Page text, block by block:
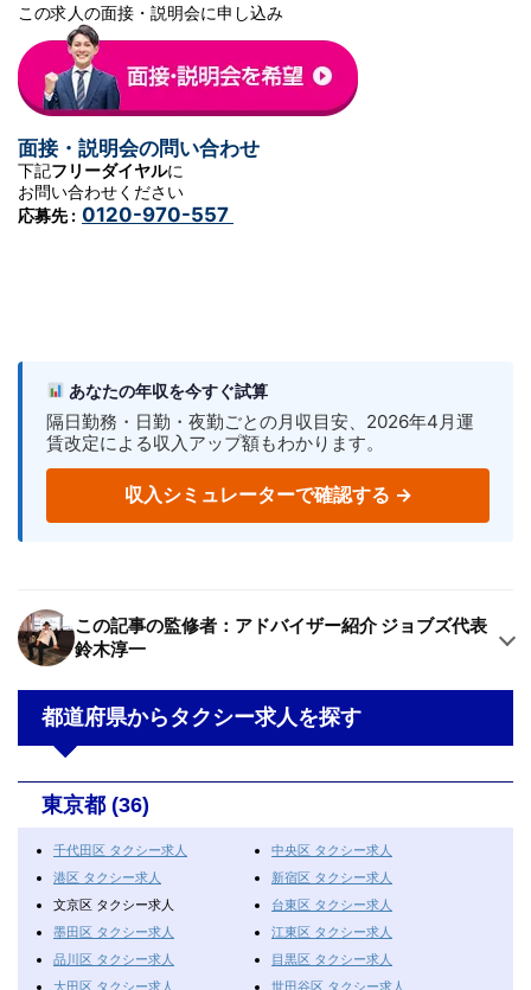
この求人の面接・説明会に申し込み
面接・説明会の問い合わせ
下記フリーダイヤルに
お問い合わせください
応募先 : 0120-970-557
あなたの年収を今すぐ試算
隔日勤務・日勤・夜勤ごとの月収目安、2026年4月運
賃改定による収入アップ額もわかります。
収入シミュレーターで確認する →
この記事の監修者：アドバイザー紹介 ジョブズ代表
鈴木淳一
都道府県からタクシー求人を探す
東京都 (36)
千代田区 タクシー求人
中央区 タクシー求人
港区 タクシー求人
新宿区 タクシー求人
文京区 タクシー求人
台東区 タクシー求人
墨田区 タクシー求人
江東区 タクシー求人
品川区 タクシー求人
目黒区 タクシー求人
大田区 タクシー求人
世田谷区 タクシー求人